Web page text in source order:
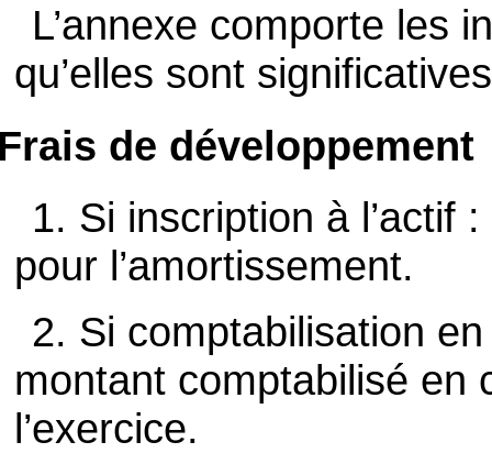
L’annexe comporte les
qu’elles sont
de développement
1. Si inscription à l’actif
pour l’amortissement.
2. Si comptabilisation
montant comptabilisé en
l’exercice.